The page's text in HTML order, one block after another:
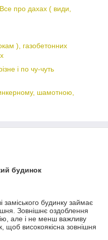
про дахах ( види,
), газобетонних
і по чу-чуть
шамотною,
будинок
заміського будинку займає
Зовнішнє оздоблення
але і не менш важливу
щоб високоякісна зовнішня